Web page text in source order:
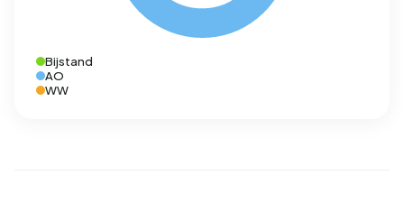
Bijstand
AO
WW